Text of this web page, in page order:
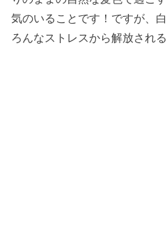
気のいることです！ですが、
ろんなストレスから解放され